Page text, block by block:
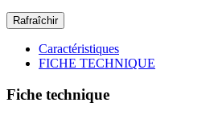
Caractéristiques
FICHE TECHNIQUE
Fiche technique